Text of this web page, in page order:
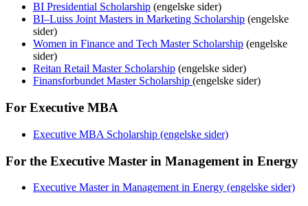
BI Presidential Scholarship (engelske sider)
BI–Luiss Joint Masters in Marketing Scholarship (engelske
sider)
Women in Finance and Tech Master Scholarship (engelske
sider)
Reitan Retail Master Scholarship (engelske sider)
Finansforbundet Master Scholarship (engelske sider)
For Executive MBA
Executive MBA Scholarship (engelske sider)
For the Executive Master in Management in Energy
Executive Master in Management in Energy (engelske sider)